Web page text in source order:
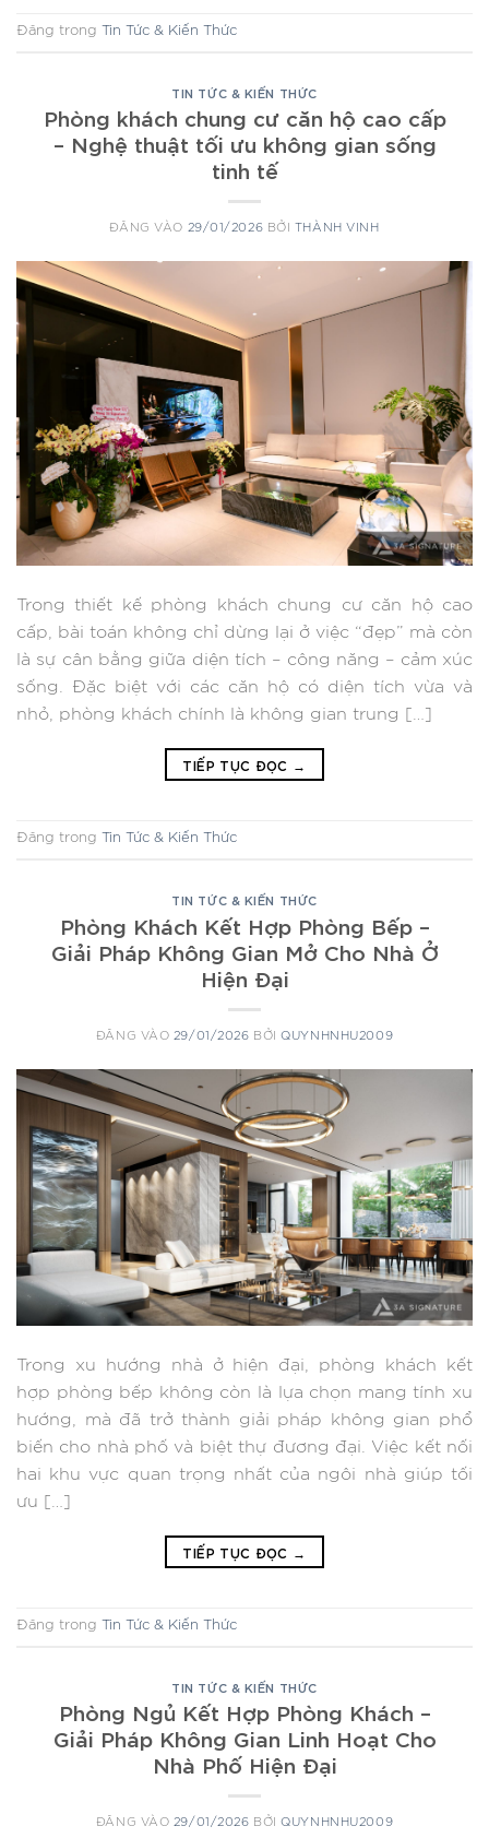
Đăng trong Tin Tức & Kiến Thức
TIN TỨC & KIẾN THỨC
Phòng khách chung cư căn hộ cao cấp
– Nghệ thuật tối ưu không gian sống
tinh tế
ĐĂNG VÀO 29/01/2026 BỞI THÀNH VINH
Trong thiết kế phòng khách chung cư căn hộ cao
cấp, bài toán không chỉ dừng lại ở việc “đẹp” mà còn
là sự cân bằng giữa diện tích – công năng – cảm xúc
sống. Đặc biệt với các căn hộ có diện tích vừa và
nhỏ, phòng khách chính là không gian trung […]
TIẾP TỤC ĐỌC →
Đăng trong Tin Tức & Kiến Thức
TIN TỨC & KIẾN THỨC
Phòng Khách Kết Hợp Phòng Bếp –
Giải Pháp Không Gian Mở Cho Nhà Ở
Hiện Đại
ĐĂNG VÀO 29/01/2026 BỞIQUYNHNHU2009
Trong xu hướng nhà ở hiện đại, phòng khách kết
hợp phòng bếp không còn là lựa chọn mang tính xu
hướng, mà đã trở thành giải pháp không gian phổ
biến cho nhà phố và biệt thự đương đại. Việc kết nối
hai khu vực quan trọng nhất của ngôi nhà giúp tối
ưu […]
TIẾP TỤC ĐỌC →
Đăng trong Tin Tức & Kiến Thức
TIN TỨC & KIẾN THỨC
Phòng Ngủ Kết Hợp Phòng Khách –
Giải Pháp Không Gian Linh Hoạt Cho
Nhà Phố Hiện Đại
ĐĂNG VÀO 29/01/2026 BỞIQUYNHNHU2009